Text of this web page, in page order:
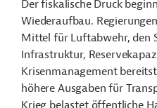
Der fiskalische Druck
Wiederaufbau.
Mittel für Luftabwehr, den
Infrastruktur,
Krisenmanagement
höhere Ausgaben für
Krieg belastet öffentliche